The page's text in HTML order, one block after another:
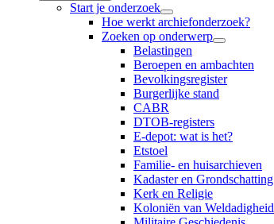
Start je onderzoek
Hoe werkt archiefonderzoek?
Zoeken op onderwerp
Belastingen
Beroepen en ambachten
Bevolkingsregister
Burgerlijke stand
CABR
DTOB-registers
E-depot: wat is het?
Etstoel
Familie- en huisarchieven
Kadaster en Grondschatting
Kerk en Religie
Koloniën van Weldadigheid